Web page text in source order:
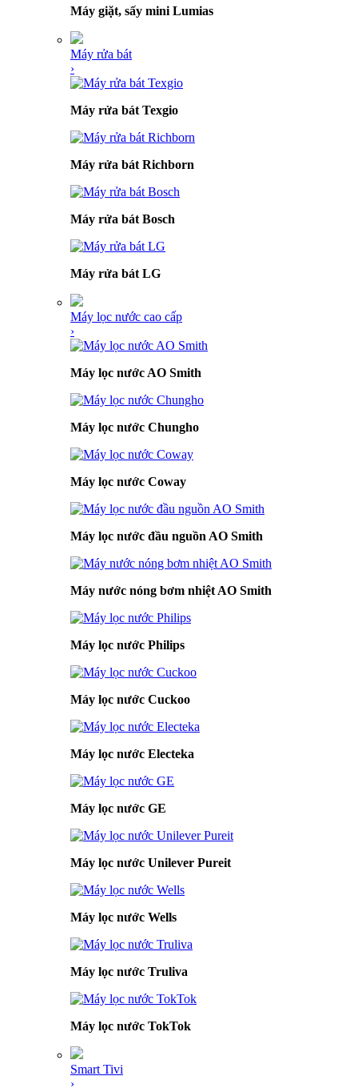
Máy giặt, sấy mini Lumias
Máy rửa bát
›
Máy rửa bát Texgio
Máy rửa bát Richborn
Máy rửa bát Bosch
Máy rửa bát LG
Máy lọc nước cao cấp
›
Máy lọc nước AO Smith
Máy lọc nước Chungho
Máy lọc nước Coway
Máy lọc nước đầu nguồn AO Smith
Máy nước nóng bơm nhiệt AO Smith
Máy lọc nước Philips
Máy lọc nước Cuckoo
Máy lọc nước Electeka
Máy lọc nước GE
Máy lọc nước Unilever Pureit
Máy lọc nước Wells
Máy lọc nước Truliva
Máy lọc nước TokTok
Smart Tivi
›